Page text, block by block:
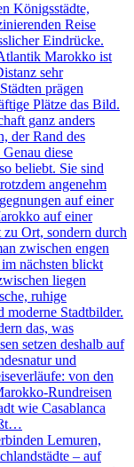
Königsstädte,
Reise
Eindrücke.
Marokko ist
sehr
prägen
Plätze das Bild.
ganz anders
der Rand des
diese
beliebt. Sie sind
angenehm
auf einer
auf einer
Ort, sondern durch
zwischen engen
nächsten blickt
liegen
ruhige
Stadtbilder.
das, was
setzen deshalb auf
und
von den
Rundreisen
wie Casablanca
Lemuren,
– auf